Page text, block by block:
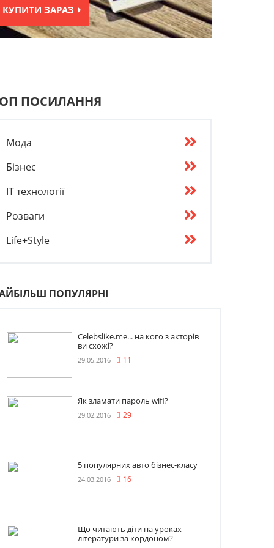
КУПИТИ ЗАРАЗ
ПОСИЛАННЯ
Мода
Бізнес
IT технології
Розваги
Life+Style
ПОПУЛЯРНІ
Celebslike.me... на кого з акторів
ви схожі?
29.05.2016 11
Як зламати пароль wifi?
29.02.2016 29
5 популярних авто бізнес-класу
24.03.2016 16
Що читають діти на уроках
літератури за кордоном?